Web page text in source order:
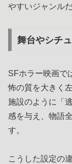
やすいジャンル
舞台やシチ
SFホラー映画で
怖の質を大きく
施設のように「
感を与え、物語
す。
こうした設定の